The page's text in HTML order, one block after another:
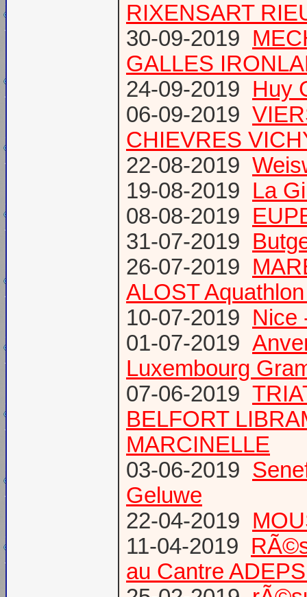
RIXENSART
30-09-2019
GALLES
24-09-2019 Huy
06-09-2019
CHIEVRES
22-08-2019
19-08-2019 La
08-08-2019
31-07-2019
26-07-2019
ALOST
10-07-2019 Nice
01-07-2019
Luxembourg
07-06-2019
BELFORT
MARCINELLE
03-06-2019
Geluwe
22-04-2019
11-04-2019
au Cantre